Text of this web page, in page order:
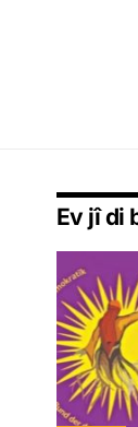
Ev jî di